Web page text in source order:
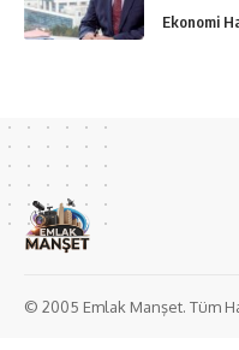
Ekonomi
© 2005 Emlak Manşet. Tüm